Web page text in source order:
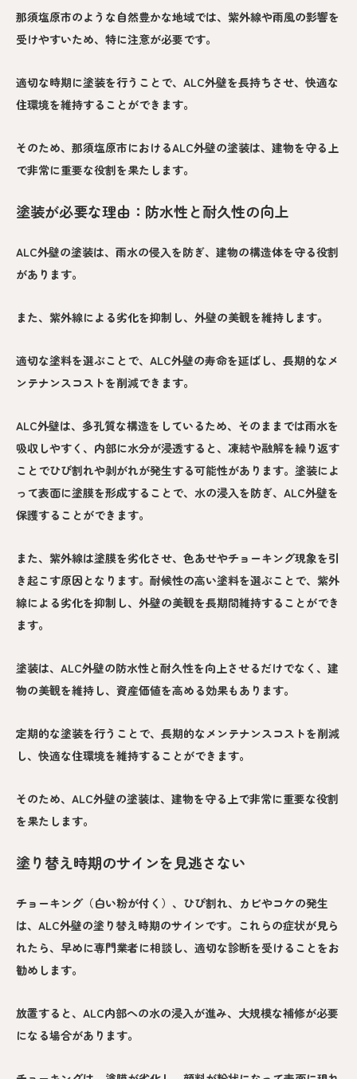
那須塩原市のような自然豊かな地域では、紫外線や雨風の影響を
受けやすいため、特に注意が必要です。
適切な時期に塗装を行うことで、ALC外壁を長持ちさせ、快適な
住環境を維持することができます。
そのため、那須塩原市におけるALC外壁の塗装は、建物を守る上
で非常に重要な役割を果たします。
塗装が必要な理由：防水性と耐久性の向上
ALC外壁の塗装は、雨水の侵入を防ぎ、建物の構造体を守る役割
があります。
また、紫外線による劣化を抑制し、外壁の美観を維持します。
適切な塗料を選ぶことで、ALC外壁の寿命を延ばし、長期的なメ
ンテナンスコストを削減できます。
ALC外壁は、多孔質な構造をしているため、そのままでは雨水を
吸収しやすく、内部に水分が浸透すると、凍結や融解を繰り返す
ことでひび割れや剥がれが発生する可能性があります。塗装によ
って表面に塗膜を形成することで、水の浸入を防ぎ、ALC外壁を
保護することができます。
また、紫外線は塗膜を劣化させ、色あせやチョーキング現象を引
き起こす原因となります。耐候性の高い塗料を選ぶことで、紫外
線による劣化を抑制し、外壁の美観を長期間維持することができ
ます。
塗装は、ALC外壁の防水性と耐久性を向上させるだけでなく、建
物の美観を維持し、資産価値を高める効果もあります。
定期的な塗装を行うことで、長期的なメンテナンスコストを削減
し、快適な住環境を維持することができます。
そのため、ALC外壁の塗装は、建物を守る上で非常に重要な役割
を果たします。
塗り替え時期のサインを見逃さない
チョーキング（白い粉が付く）、ひび割れ、カビやコケの発生
は、ALC外壁の塗り替え時期のサインです。これらの症状が見ら
れたら、早めに専門業者に相談し、適切な診断を受けることをお
勧めします。
放置すると、ALC内部への水の浸入が進み、大規模な補修が必要
になる場合があります。